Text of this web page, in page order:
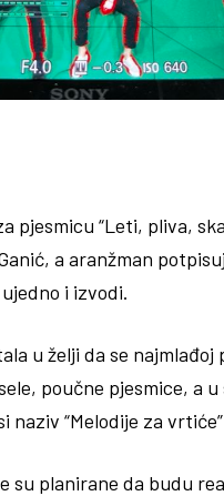
pjesmicu “Leti, pliva,
a aranžman
i izvodi.
u želji da se najmlađoj
poučne pjesmice, a u
naziv “Melodije za vrtiće”
su planirane da budu